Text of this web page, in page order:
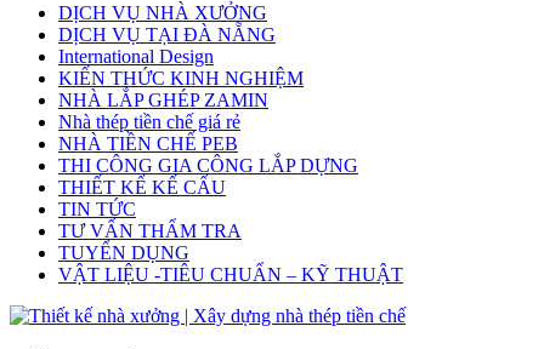
DỊCH VỤ NHÀ XƯỞNG
DỊCH VỤ TẠI ĐÀ NẴNG
International Design
KIẾN THỨC KINH NGHIỆM
NHÀ LẮP GHÉP ZAMIN
Nhà thép tiền chế giá rẻ
NHÀ TIỀN CHẾ PEB
THI CÔNG GIA CÔNG LẮP DỰNG
THIẾT KẾ KẾ CẤU
TIN TỨC
TƯ VẤN THẨM TRA
TUYỂN DỤNG
VẬT LIỆU -TIÊU CHUẨN – KỸ THUẬT